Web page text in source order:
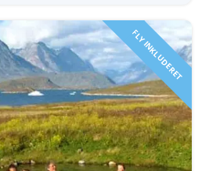
FLY INKLUDERET